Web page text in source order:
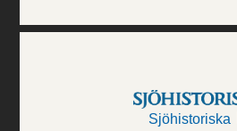
Sjöhistoriska